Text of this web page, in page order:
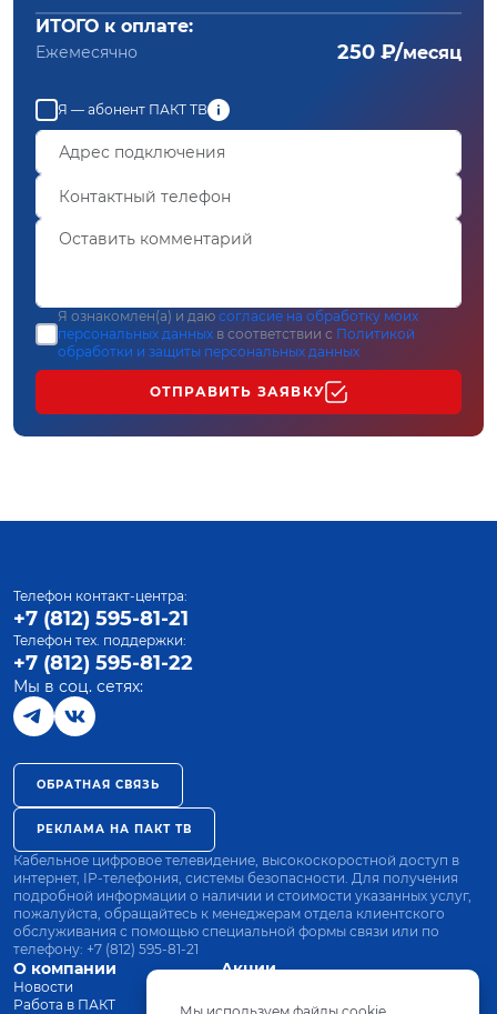
ИТОГО к оплате:
Ежемесячно 250 ₽/месяц
Я — абонент ПАКТ ТВ
Я ознакомлен(а) и даю согласие на обработку моих
персональных данных в соответствии с Политикой
обработки и защиты персональных данных
ОТПРАВИТЬ ЗАЯВКУ
О компании
Новости
Работа в ПАКТ
Акции
Оплата
Телефон контакт-центра:
+7 (812) 595-81-21
Телефон тех. поддержки:
+7 (812) 595-81-22
Мы в соц. сетях:
ОБРАТНАЯ СВЯЗЬ
РЕКЛАМА НА ПАКТ ТВ
Кабельное цифровое телевидение, высокоскоростной доступ в
интернет, IP-телефония, системы безопасности. Для получения
подробной информации о наличии и стоимости указанных услуг,
пожалуйста, обращайтесь к менеджерам отдела клиентского
обслуживания с помощью специальной формы связи или по
телефону: +7 (812) 595-81-21